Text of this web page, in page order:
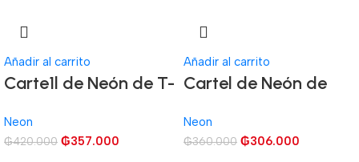
Añadir al carrito
Carte1l de Neón de T-
Neon
₲420.000 ₲357.000
Añadir al carrito
Cartel de Neón de
Neon
₲360.000 ₲306.000